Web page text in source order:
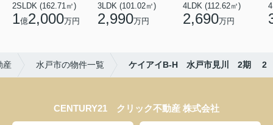
2SLDK (162.71㎡)
1億2,000万円
3LDK (101.02㎡)
2,990万円
4LDK (112.62㎡)
2,690万円
産 水戸市の物件一覧 ケイアイB-H 水戸市見川 2期 2
CENTURY21 クリック不動産 株式会社